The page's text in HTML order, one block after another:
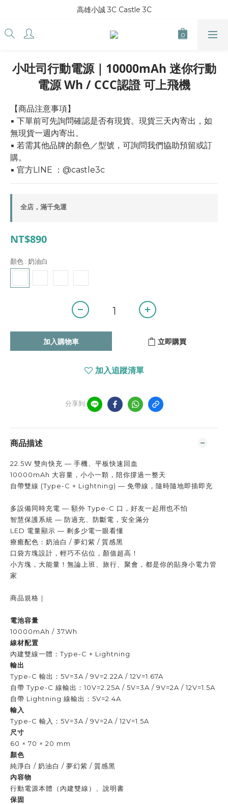
高雄小誠 3C Castle 3C
小吐司行動電源｜10000mAh 迷你行動
電源 Wh / CCC認證 可上飛機
【商品注意事項】
▪ 下單前可先詢問確認是否有現貨。現貨三天內寄出，如
無現貨一週內寄出。
▪ 若需其他品牌的顏色／型號，可詢問我們協助預留或訂
購。
▪ 官方LINE ：@castle3c
全店，滿千免運
NT$890
顏色 : 奶油白
加入購物車 立即購買
加入追蹤清單
分享到
商品描述
22.5W 雙向快充 — 手機、平板快速回血
10000mAh 大容量，小小一顆，陪你撐過一整天
自帶雙線 (Type-C + Lightning) — 免帶線，隨時隨地即插即充
多設備同時充電 — 額外 Type-C 口，好友一起用也不怕
智慧保護系統 — 防過充、防斷電，安全滿分
LED 電量顯示 — 剩多少電一眼看懂
療癒配色：奶油白 / 夢幻紫 / 質感黑
口袋方塊設計，輕巧不佔位，顏值超高！
小方塊，大能量！無論上班、旅行、聚會，都是你的貼身小電力管
家
商品規格｜
電池容量
10000mAh / 37Wh
線材配置
內建雙線一體：Type-C + Lightning
輸出
Type-C 輸出：5V=3A / 9V=2.22A / 12V=1.67A
自帶 Type-C 線輸出：10V=2.25A / 5V=3A / 9V=2A / 12V=1.5A
自帶 Lightning 線輸出：5V=2.4A
輸入
Type-C 輸入：5V=3A / 9V=2A / 12V=1.5A
尺寸
60 × 70 × 20 mm
顏色
純淨白 / 奶油白 / 夢幻紫 / 質感黑
內容物
行動電源本體（內建雙線）、說明書
保固